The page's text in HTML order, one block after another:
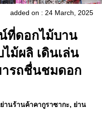
added on : 24 March, 2025
ที่ดอกไม้บาน
ม้ผลิ เดินเล่น
รถชื่นชมดอก
านร้านค้าคากูราซากะ, ย่าน